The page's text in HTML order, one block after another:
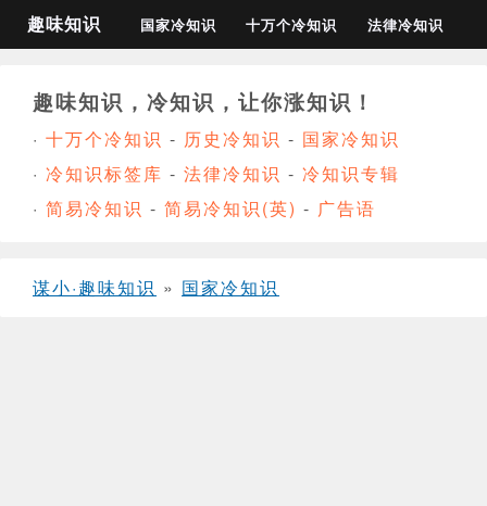
趣味知识 国家冷知识 十万个冷知识 法律冷知识
趣味知识，冷知识，让你涨知识！
· 十万个冷知识 - 历史冷知识 - 国家冷知识
· 冷知识标签库 - 法律冷知识 - 冷知识专辑
· 简易冷知识 - 简易冷知识(英) - 广告语
谋小·趣味知识 » 国家冷知识